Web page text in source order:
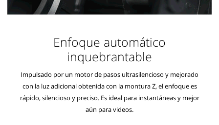
Enfoque automático
inquebrantable
Impulsado por un motor de pasos ultrasilencioso y mejorado
con la luz adicional obtenida con la montura Z, el enfoque es
rápido, silencioso y preciso. Es ideal para instantáneas y mejor
aún para videos.